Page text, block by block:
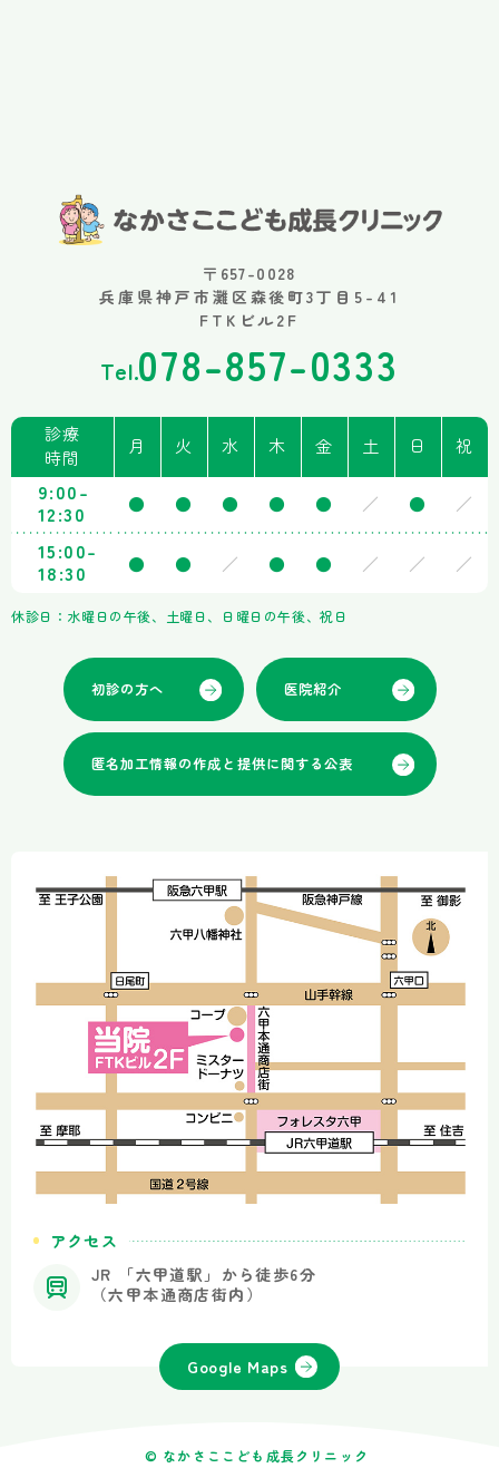
〒657-0028
兵庫県神戸市灘区森後町3丁目5-41
FTKビル2F
Tel.078-857-0333
診療
時間
月 火 水 木 金 土 日 祝
9:00-
12:30
● ● ● ● ● ／ ● ／
15:00-
18:30
● ● ／ ● ● ／ ／ ／
休診日：水曜日の午後、土曜日、日曜日の午後、祝日
初診の方へ 医院紹介
匿名加工情報の作成と提供に関する公表
アクセス
JR 「六甲道駅」から徒歩6分
（六甲本通商店街内）
Google Maps
© なかさここども成長クリニック